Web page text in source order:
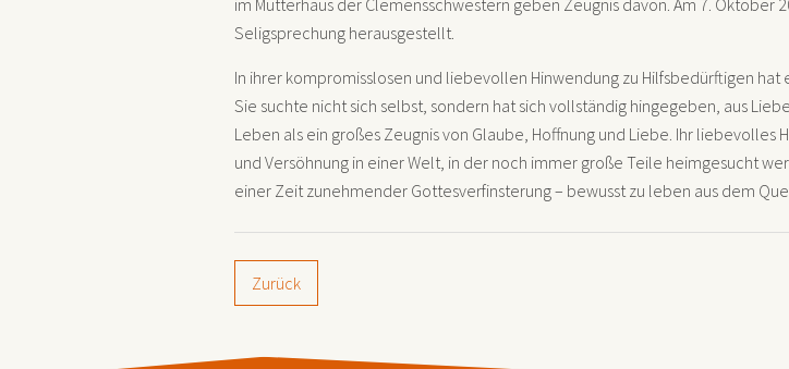
im Mutterhaus der Clemensschwestern geben Zeugnis davon. Am 7.
Seligsprechung herausgestellt.
In ihrer kompromisslosen und liebevollen Hinwendung zu Hilfsbedürftigen
Sie suchte nicht sich selbst, sondern hat sich vollständig hingegeben, aus
Leben als ein großes Zeugnis von Glaube, Hoffnung und Liebe. Ihr
und Versöhnung in einer Welt, in der noch immer große Teile heimgesucht
einer Zeit zunehmender Gottesverfinsterung – bewusst zu leben aus dem
Zurück